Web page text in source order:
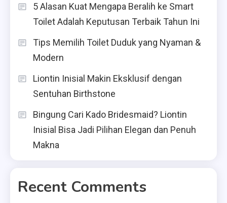
5 Alasan Kuat Mengapa Beralih ke Smart
Toilet Adalah Keputusan Terbaik Tahun Ini
Tips Memilih Toilet Duduk yang Nyaman &
Modern
Liontin Inisial Makin Eksklusif dengan
Sentuhan Birthstone
Bingung Cari Kado Bridesmaid? Liontin
Inisial Bisa Jadi Pilihan Elegan dan Penuh
Makna
Recent Comments